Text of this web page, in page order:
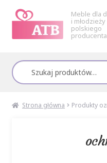
nawigacji
treści
Meble dla
i
polskiego
producenta
Szukaj:
Strona główna Produkty